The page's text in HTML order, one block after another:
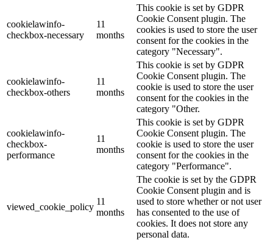
cookielawinfo-
checkbox-necessary
11
months
This cookie is set by GDPR
Cookie Consent plugin. The
cookies is used to store the user
consent for the cookies in the
category "Necessary".
cookielawinfo-
checkbox-others
11
months
This cookie is set by GDPR
Cookie Consent plugin. The
cookie is used to store the user
consent for the cookies in the
category "Other.
cookielawinfo-
checkbox-
performance
11
months
This cookie is set by GDPR
Cookie Consent plugin. The
cookie is used to store the user
consent for the cookies in the
category "Performance".
viewed_cookie_policy
11
months
The cookie is set by the GDPR
Cookie Consent plugin and is
used to store whether or not user
has consented to the use of
cookies. It does not store any
personal data.